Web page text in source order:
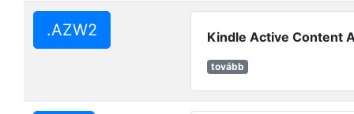
.AZW2 Kindle Active Content
tovább